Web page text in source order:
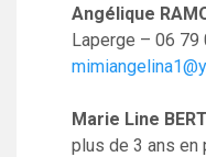
Angélique
Laperge – 06 79
Marie Line
plus de 3 ans en